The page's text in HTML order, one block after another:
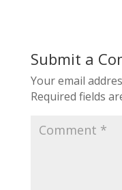
Submit a
Your email
Required fields